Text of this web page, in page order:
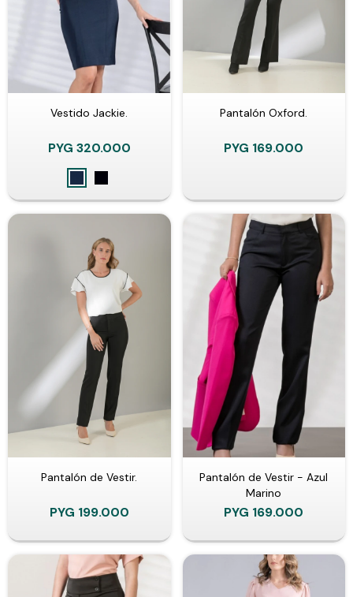
Vestido Jackie.
PYG 320.000
Pantalón Oxford.
PYG 169.000
Pantalón de Vestir.
PYG 199.000
Pantalón de Vestir - Azul
Marino
PYG 169.000